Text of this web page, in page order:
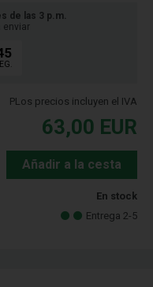
de las 3 p.m.
enviar
PLos precios incluyen el IVA
63,00 EUR
Añadir a la cesta
En stock
Entrega 2-5